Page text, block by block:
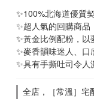
✨100%北海道優質
✨超人氣的回購商品
✨黃金比例配粉，
✨麥香韻味迷人、
✨具有手撕吐司令
全店，［常溫］宅